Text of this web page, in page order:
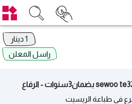
راسل المعلن
في طباعة الريسيت